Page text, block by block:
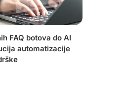
FAQ botova do AI
automatizacije